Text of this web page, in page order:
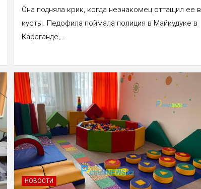
Она подняла крик, когда незнакомец оттащил ее в
кусты. Педофила поймала полиция в Майкудуке в
Караганде,…
НОВОСТИ